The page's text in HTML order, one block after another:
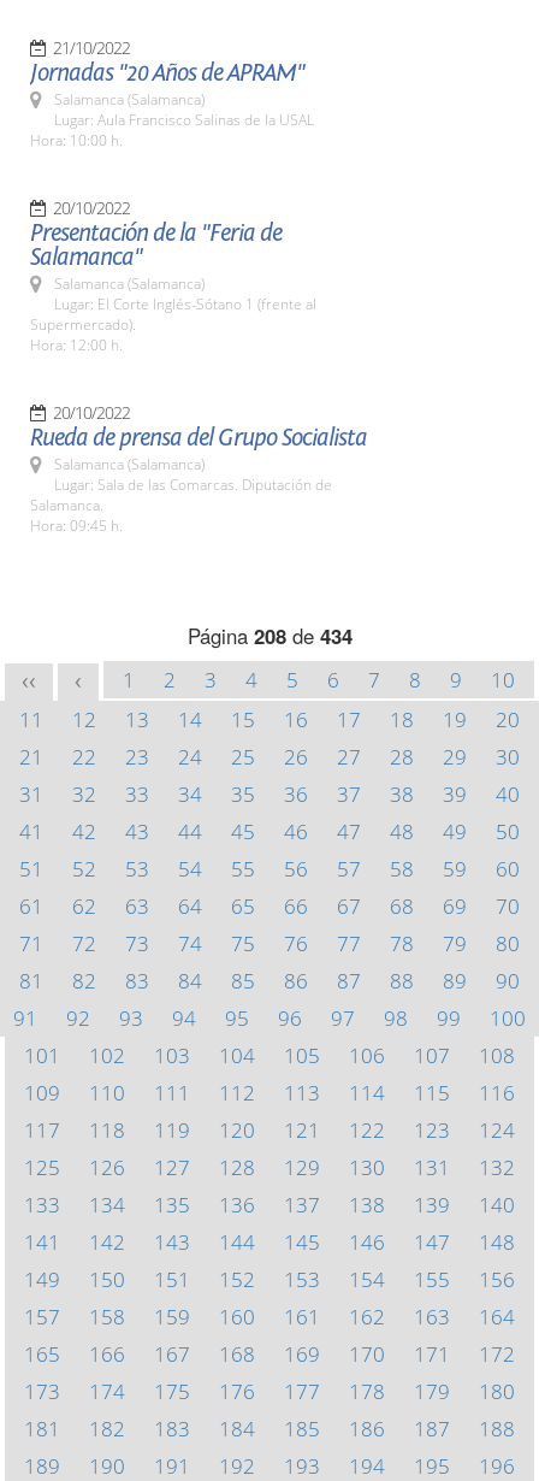
21/10/2022
Jornadas "20 Años de APRAM"
Salamanca (Salamanca)
Lugar: Aula Francisco Salinas de la USAL
Hora: 10:00 h.
20/10/2022
Presentación de la "Feria de
Salamanca"
Salamanca (Salamanca)
Lugar: El Corte Inglés-Sótano 1 (frente al
Supermercado).
Hora: 12:00 h.
20/10/2022
Rueda de prensa del Grupo Socialista
Salamanca (Salamanca)
Lugar: Sala de las Comarcas. Diputación de
Salamanca.
Hora: 09:45 h.
Página 208de 434
<< < 1 2 3 4 5 6 7 8 9
10
11
12 13 14 15 16 17 18 19
20
21
22 23 24 25 26 27 28 29
30
31
32 33 34 35 36 37 38 39
40
41
42 43 44 45 46 47 48 49
50
51
52 53 54 55 56 57 58 59
60
61
62 63 64 65 66 67 68 69
70
71
72 73 74 75 76 77 78 79
80
81
82 83 84 85 86 87 88 89
90
91
92 93 94 95 96 97 98 99
100
101
102 103 104 105 106 107
108
109
110 111 112 113 114 115
116
117
118 119 120 121 122 123
124
125
126 127 128 129 130 131
132
133
134 135 136 137 138 139
140
141
142 143 144 145 146 147
148
149
150 151 152 153 154 155
156
157
158 159 160 161 162 163
164
165
166 167 168 169 170 171
172
173
174 175 176 177 178 179
180
181
182 183 184 185 186 187
188
189
190 191 192 193 194 195
196